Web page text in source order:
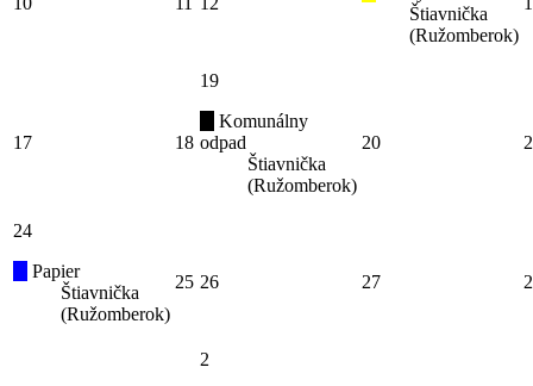
Štiavnička
(Ružomberok)
17 18
19
Komunálny
odpad
Štiavnička
(Ružomberok)
20
24
Papier
Štiavnička
(Ružomberok)
25 26 27
2